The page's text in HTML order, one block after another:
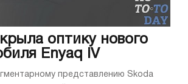
оптику нового
Enyaq iV
представлению Skoda